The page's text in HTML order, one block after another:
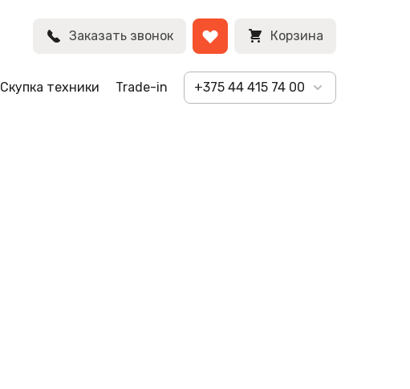
Заказать звонок Корзина
Скупка техники Trade-in +375 44 415 74 00